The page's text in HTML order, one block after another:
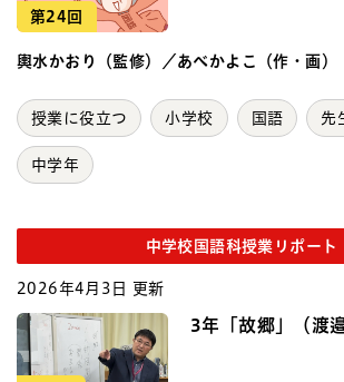
第24回
輿水かおり（監修）／あべかよこ（作・画）
授業に役立つ 小学校 国語 先
中学年
中学校国語科授業リポート
2026年4月3日 更新
3年「故郷」（渡